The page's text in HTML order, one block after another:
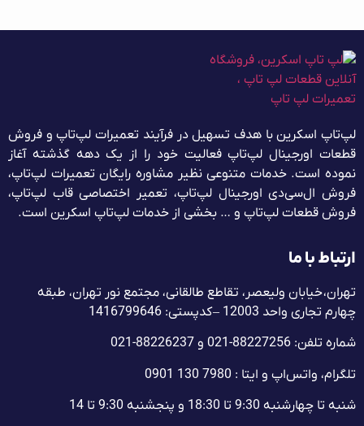
لپ‌تاپ اسکرین با هدف تسهیل در فرآیند تعمیرات لپ‌تاپ و فروش
قطعات اورجینال لپ‌تاپ فعالیت خود را از یک دهه گذشته آغاز
نموده است. خدمات متنوعی نظیر مشاوره رایگان تعمیرات لپ‌تاپ،
فروش ال‌سی‌دی اورجینال لپ‌تاپ، تعمیر اختصاصی قاب لپ‌تاپ،
فروش قطعات لپ‌تاپ و … بخشی از خدمات لپ‌تاپ اسکرین است.
ارتباط با ما
تهران، خیابان ولیعصر، تقاطع طالقانی، مجتمع نور تهران، طبقه
چهارم تجاری واحد 12003 – کدپستی: 1416799646
شماره تلفن: 88227256-021 و 88226237-021
تلگرام، واتس‌اپ و ایتا : 7980 130 0901
شنبه تا چهارشنبه 9:30 تا 18:30 و پنجشنبه‌ 9:30 تا 14